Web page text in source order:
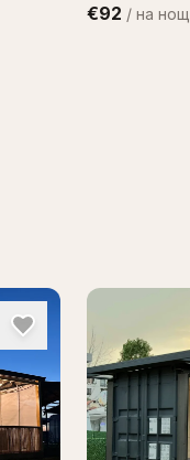
€92 / на нощ